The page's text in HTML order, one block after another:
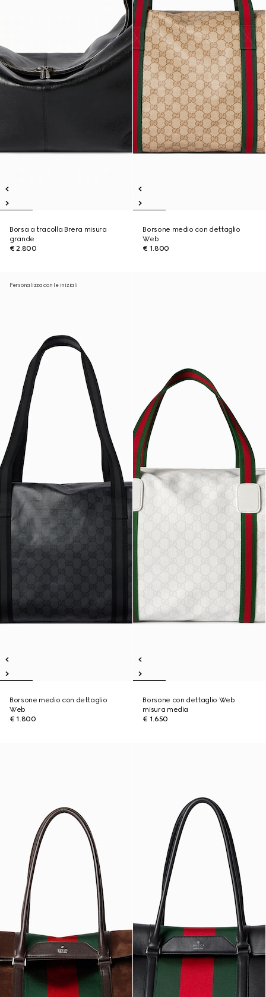
Borsa a tracolla Brera misura
grande
€ 2.800
Borsone medio con dettaglio
Web
€ 1.800
Personalizza con le iniziali
Borsone medio con dettaglio
Web
€ 1.800
Borsone con dettaglio Web
misura media
€ 1.650